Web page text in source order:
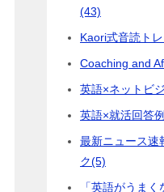
(43)
Kaori式音読ト
Coaching and
英語×ネットビ
英語×就活回答例
最新ニュース速
ク(5)
「英語がうま